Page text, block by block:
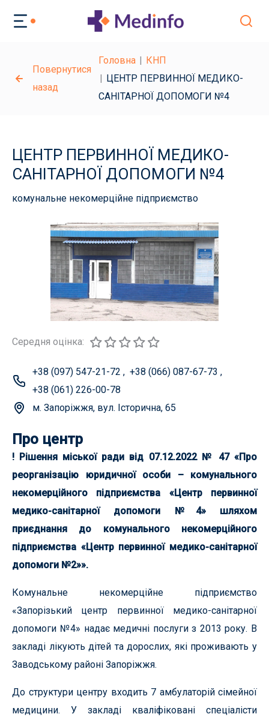
Повернутися
назад
Головна
КНП
ЦЕНТР ПЕРВИННОЇ МЕДИКО-
САНІТАРНОЇ ДОПОМОГИ №4
ЦЕНТР ПЕРВИННОЇ МЕДИКО-
САНІТАРНОЇ ДОПОМОГИ №4
комунальне некомерційне підприємство
Середня оцінка:
+38 (097) 547-21-72 , +38 (066) 087-67-73 ,
+38 (061) 226-00-78
м. Запоріжжя, вул. Історична, 65
Про центр
! Рішення міської ради від 07.12.2022 № 47 «Про
реорганізацію юридичної особи – комунального
некомерційного підприємства «Центр первинної
медико-санітарної допомоги №4» шляхом
приєднання до комунального некомерційного
підприємства «Центр первинної медико-санітарної
допомоги №2»».
Комунальне некомерційне підприємство
«Запорізький центр первинної медико-санітарної
допомоги №4» надає медичні послуги з 2013 року. В
закладі лікують дітей та дорослих, які проживають у
Заводському районі Запоріжжя.
До структури центру входить 7 амбулаторій сімейної
медицини. У закладі кваліфіковані спеціалісти